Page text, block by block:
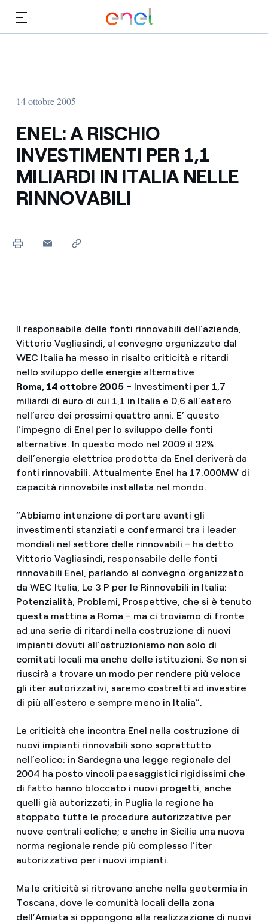
14 ottobre 2005
ENEL: A RISCHIO
INVESTIMENTI PER 1,1
MILIARDI IN ITALIA NELLE
RINNOVABILI
Il responsabile delle fonti rinnovabili dell'azienda,
Vittorio Vagliasindi, al convegno organizzato dal
WEC Italia ha messo in risalto criticità e ritardi
nello sviluppo delle energie alternative
Roma, 14 ottobre 2005 – Investimenti per 1,7
miliardi di euro di cui 1,1 in Italia e 0,6 all’estero
nell’arco dei prossimi quattro anni. E’ questo
l’impegno di Enel per lo sviluppo delle fonti
alternative. In questo modo nel 2009 il 32%
dell’energia elettrica prodotta da Enel deriverà da
fonti rinnovabili. Attualmente Enel ha 17.000MW di
capacità rinnovabile installata nel mondo.
“Abbiamo intenzione di portare avanti gli
investimenti stanziati e confermarci tra i leader
mondiali nel settore delle rinnovabili – ha detto
Vittorio Vagliasindi, responsabile delle fonti
rinnovabili Enel, parlando al convegno organizzato
da WEC Italia, Le 3 P per le Rinnovabili in Italia:
Potenzialità, Problemi, Prospettive, che si è tenuto
questa mattina a Roma – ma ci troviamo di fronte
ad una serie di ritardi nella costruzione di nuovi
impianti dovuti all’ostruzionismo non solo di
comitati locali ma anche delle istituzioni. Se non si
riuscirà a trovare un modo per rendere più veloce
gli iter autorizzativi, saremo costretti ad investire
di più all’estero e sempre meno in Italia”.
Le criticità che incontra Enel nella costruzione di
nuovi impianti rinnovabili sono soprattutto
nell’eolico: in Sardegna una legge regionale del
2004 ha posto vincoli paesaggistici rigidissimi che
di fatto hanno bloccato i nuovi progetti, anche
quelli già autorizzati; in Puglia la regione ha
stoppato tutte le procedure autorizzative per
nuove centrali eoliche; e anche in Sicilia una nuova
norma regionale rende più complesso l’iter
autorizzativo per i nuovi impianti.
Ma le criticità si ritrovano anche nella geotermia in
Toscana, dove le comunità locali della zona
dell’Amiata si oppongono alla realizzazione di nuovi